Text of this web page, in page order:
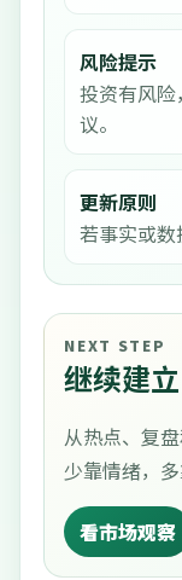
风险提示
投资有风
议。
更新原则
若事实或数
NEXT STEP
继续建
从热点、复
少靠情绪，多
看市场观察